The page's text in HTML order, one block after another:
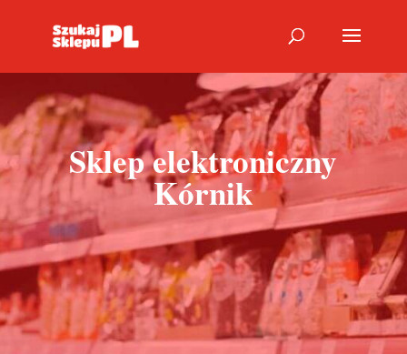
Sklep elektroniczny
Kórnik